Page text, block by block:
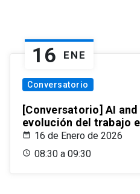
16 ENE
Conversatorio
[Conversatorio] AI
evolución del trabajo
16 de Enero de 2026
08:30 a 09:30